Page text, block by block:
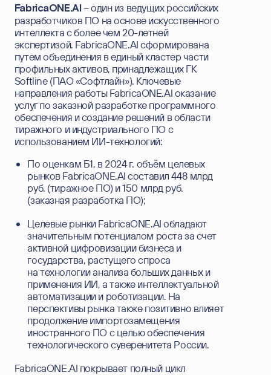
FabricaONE.AI– один из ведущих российских
разработчиков ПО на основе искусственного
интеллекта с более чем 20-летней
экспертизой. FabricaONE.AI сформирована
путем объединения в единый кластер части
профильных активов, принадлежащих ГК
Softline (ПАО «Софтлайн»). Ключевые
направления работы FabricaONE.AI оказание
услуг по заказной разработке программного
обеспечения и создание решений в области
тиражного и индустриального ПО с
использованием ИИ-технологий:
По оценкам Б1, в 2024 г. объём целевых
рынков FabricaONE.AI составил 448 млрд
руб. (тиражное ПО) и 150 млрд руб.
(заказная разработка ПО);
Целевые рынки FabricaONE.AI обладают
значительным потенциалом роста за счет
активной цифровизации бизнеса и
государства, растущего спроса
на технологии анализа больших данных и
применения ИИ, а также интеллектуальной
автоматизации и роботизации. На
перспективы рынка также позитивно влияет
продолжение импортозамещения
иностранного ПО с целью обеспечения
технологического суверенитета России.
FabricaONE.AI покрывает полный цикл
связаться
с нами
возникшие вопросы